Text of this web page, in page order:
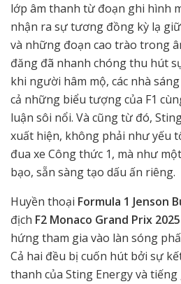
lớp âm thanh từ đoạn ghi hình
nhận ra sự tương đồng kỳ lạ
và những đoạn cao trào trong
đăng đã nhanh chóng thu hút
khi người hâm mộ, các nhà
cả những biểu tượng của F1
luận sôi nổi. Và cũng từ đó,
xuất hiện, không phải như yếu
đua xe Công thức 1, mà như
bạo, sẵn sàng tạo dấu ấn riêng.
Huyền thoại Formula 1 Jenson
địch F2 Monaco Grand Prix
hứng tham gia vào làn sóng
Cả hai đều bị cuốn hút bởi sự
thanh của Sting Energy và tiếng